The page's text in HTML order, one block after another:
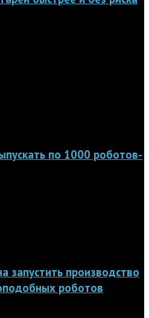
по 1000 роботов-
запустить производство
роботов